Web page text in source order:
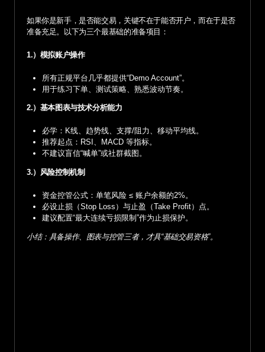
如果你是新手，是否能交易，关键不在于能否开户，而在于是否
准备充足。以下为三个最基础的准备项目：
1.）模拟账户操作
所有正规平台几乎都提供“Demo Account”。
用于练习下单、测试策略、熟悉波动节奏。
2.）基本图表与技术分析能力
必学：K线、趋势线、支撑/阻力、移动平均线。
推荐起点：RSI、MACD 等指标。
不建议盲信“喊单”或社群截图。
3.）风险控制机制
资金控管公式：单笔风险 ≤ 账户余额的2%。
必设止损（Stop Loss）与止盈（Take Profit）点。
建议配置“最大连续亏损限制”作为止损保护。
小结：具备操作、图表与控管三者，才具“基础交易资格”。